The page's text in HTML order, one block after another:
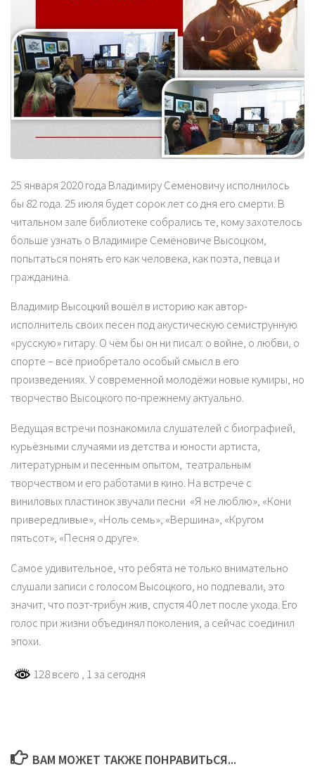
25 января 2020 года Владимиру Семеновичу исполнилось
бы 82 года. 25 июля будет сорок лет со дня его смерти. В
читальном зале библиотеке собрались те, кому захотелось
больше узнать о Владимире Семёновиче Высоцком,
попытаться понять его как человека, как поэта, певца и
гражданина.
Владимир Высоцкий вошёл в историю как автор-
исполнитель своих песен под акустическую семиструнную
«русскую» гитару. О чём бы он ни писал: о войне, о любви, о
спорте – всё приобретало особый смысл в его
произведениях. У современной молодёжи новые кумиры, но
творчество Высоцкого по-прежнему актуально.
Ведущая встречи познакомила слушателей с биографией,
курьёзными случаями из детства и юности артиста,
литературным и песенным опытом, театральным
творчеством и его работами в кино. На встрече с
виниловых пластинок звучали песни «Я не люблю», «Кони
привередливые», «Ноль семь», «Вершина», «Кругом
пятьсот», «Песня о друге».
Самое удивительное, что ребята не только внимательно
слушали записи с голосом Высоцкого, но подпевали, это
значит, что поэт-трибун жив, спустя 40 лет после ухода. Его
голос при жизни объединял поколения, а сейчас соединил
эпохи.
128 всего , 1 за сегодня
ВАМ МОЖЕТ ТАКЖЕ ПОНРАВИТЬСЯ...